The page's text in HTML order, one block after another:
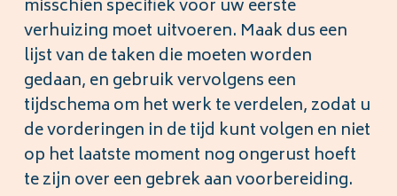
misschien specifiek voor uw eerste
verhuizing moet uitvoeren. Maak dus een
lijst van de taken die moeten worden
gedaan, en gebruik vervolgens een
tijdschema om het werk te verdelen, zodat u
de vorderingen in de tijd kunt volgen en niet
op het laatste moment nog ongerust hoeft
te zijn over een gebrek aan voorbereiding.